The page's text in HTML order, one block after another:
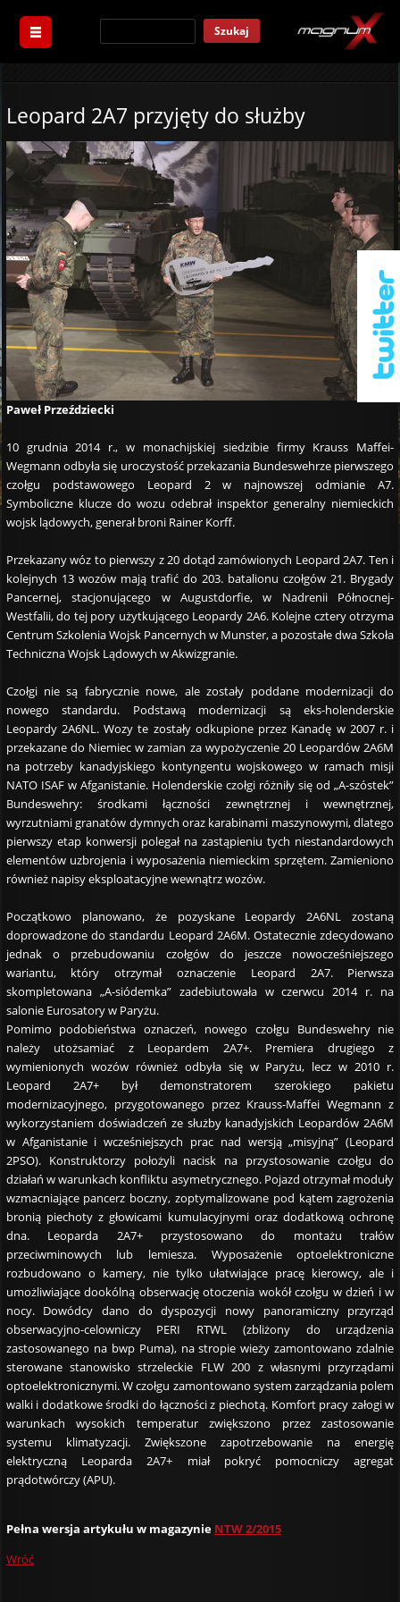
Szukaj
Leopard 2A7 przyjęty do służby
Paweł Przeździecki
10 grudnia 2014 r., w monachijskiej siedzibie firmy Krauss Maffei-
Wegmann odbyła się uroczystość przekazania Bundeswehrze pierwszego
czołgu podstawowego Leopard 2 w najnowszej odmianie A7.
Symboliczne klucze do wozu odebrał inspektor generalny niemieckich
wojsk lądowych, generał broni Rainer Korff.
Przekazany wóz to pierwszy z 20 dotąd zamówionych Leopard 2A7. Ten i
kolejnych 13 wozów mają trafić do 203. batalionu czołgów 21. Brygady
Pancernej, stacjonującego w Augustdorfie, w Nadrenii Północnej-
Westfalii, do tej pory użytkującego Leopardy 2A6. Kolejne cztery otrzyma
Centrum Szkolenia Wojsk Pancernych w Munster, a pozostałe dwa Szkoła
Techniczna Wojsk Lądowych w Akwizgranie.
Czołgi nie są fabrycznie nowe, ale zostały poddane modernizacji do
nowego standardu. Podstawą modernizacji są eks-holenderskie
Leopardy 2A6NL. Wozy te zostały odkupione przez Kanadę w 2007 r. i
przekazane do Niemiec w zamian za wypożyczenie 20 Leopardów 2A6M
na potrzeby kanadyjskiego kontyngentu wojskowego w ramach misji
NATO ISAF w Afganistanie. Holenderskie czołgi różniły się od „A-szóstek”
Bundeswehry: środkami łączności zewnętrznej i wewnętrznej,
wyrzutniami granatów dymnych oraz karabinami maszynowymi, dlatego
pierwszy etap konwersji polegał na zastąpieniu tych niestandardowych
elementów uzbrojenia i wyposażenia niemieckim sprzętem. Zamieniono
również napisy eksploatacyjne wewnątrz wozów.
Początkowo planowano, że pozyskane Leopardy 2A6NL zostaną
doprowadzone do standardu Leopard 2A6M. Ostatecznie zdecydowano
jednak o przebudowaniu czołgów do jeszcze nowocześniejszego
wariantu, który otrzymał oznaczenie Leopard 2A7. Pierwsza
skompletowana „A-siódemka” zadebiutowała w czerwcu 2014 r. na
salonie Eurosatory w Paryżu.
Pomimo podobieństwa oznaczeń, nowego czołgu Bundeswehry nie
należy utożsamiać z Leopardem 2A7+. Premiera drugiego z
wymienionych wozów również odbyła się w Paryżu, lecz w 2010 r.
Leopard 2A7+ był demonstratorem szerokiego pakietu
modernizacyjnego, przygotowanego przez Krauss-Maffei Wegmann z
wykorzystaniem doświadczeń ze służby kanadyjskich Leopardów 2A6M
w Afganistanie i wcześniejszych prac nad wersją „misyjną” (Leopard
2PSO). Konstruktorzy położyli nacisk na przystosowanie czołgu do
działań w warunkach konfliktu asymetrycznego. Pojazd otrzymał moduły
wzmacniające pancerz boczny, zoptymalizowane pod kątem zagrożenia
bronią piechoty z głowicami kumulacyjnymi oraz dodatkową ochronę
dna. Leoparda 2A7+ przystosowano do montażu trałów
przeciwminowych lub lemiesza. Wyposażenie optoelektroniczne
rozbudowano o kamery, nie tylko ułatwiające pracę kierowcy, ale i
umożliwiające dookólną obserwację otoczenia wokół czołgu w dzień i w
nocy. Dowódcy dano do dyspozycji nowy panoramiczny przyrząd
obserwacyjno-celowniczy PERI RTWL (zbliżony do urządzenia
zastosowanego na bwp Puma), na stropie wieży zamontowano zdalnie
sterowane stanowisko strzeleckie FLW 200 z własnymi przyrządami
optoelektronicznymi. W czołgu zamontowano system zarządzania polem
walki i dodatkowe środki do łączności z piechotą. Komfort pracy załogi w
warunkach wysokich temperatur zwiększono przez zastosowanie
systemu klimatyzacji. Zwiększone zapotrzebowanie na energię
elektryczną Leoparda 2A7+ miał pokryć pomocniczy agregat
prądotwórczy (APU).
Pełna wersja artykułu w magazynie NTW 2/2015
Wróć